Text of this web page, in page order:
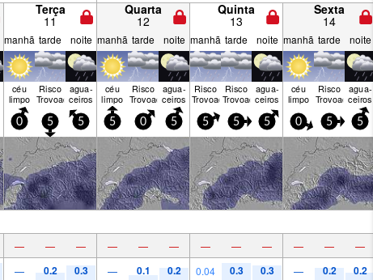
Terça
11
Quarta
12
Quinta
13
Sexta
14
manhã tarde noite manhã tarde noite manhã tarde noite manhã tarde noite
céu
limpo
Risco
Trovoada
agua­
ceiros
céu
limpo
Risco
Trovoada
agua­
ceiros
Risco
Trovoada
Risco
Trovoada
agua­
ceiros
céu
limpo
Risco
Trovoada
agua­
ceiros
0 5 5 5 0 5 5 5 5 0 5 5
— — — — — — — — — — — —
— 0.2 0.3 — 0.1 0.2 0.04 0.3 0.3 — 0.2 0.2